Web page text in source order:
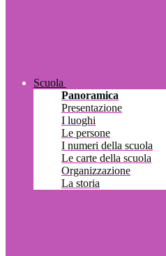
Scuola
Panoramica
Presentazione
I luoghi
Le persone
I numeri della scuola
Le carte della scuola
Organizzazione
La storia